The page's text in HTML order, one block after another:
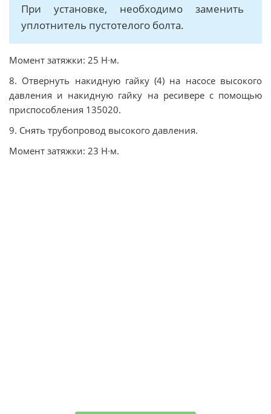
При установке, необходимо заменить
уплотнитель пустотелого болта.
Момент затяжки: 25 Н∙м.
8. Отвернуть накидную гайку (4) на насосе высокого
давления и накидную гайку на ресивере с помощью
приспособления 135020.
9. Снять трубопровод высокого давления.
Момент затяжки: 23 Н∙м.